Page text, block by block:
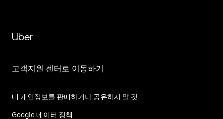
Uber
고객지원 센터로 이동하기
내 개인정보를 판매하거나 공유하지 말 것
Google 데이터 정책